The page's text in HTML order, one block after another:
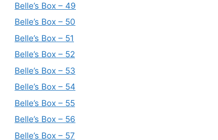
Belle’s Box – 49
Belle’s Box – 50
Belle’s Box – 51
Belle’s Box – 52
Belle’s Box – 53
Belle’s Box – 54
Belle’s Box – 55
Belle’s Box – 56
Belle’s Box – 57